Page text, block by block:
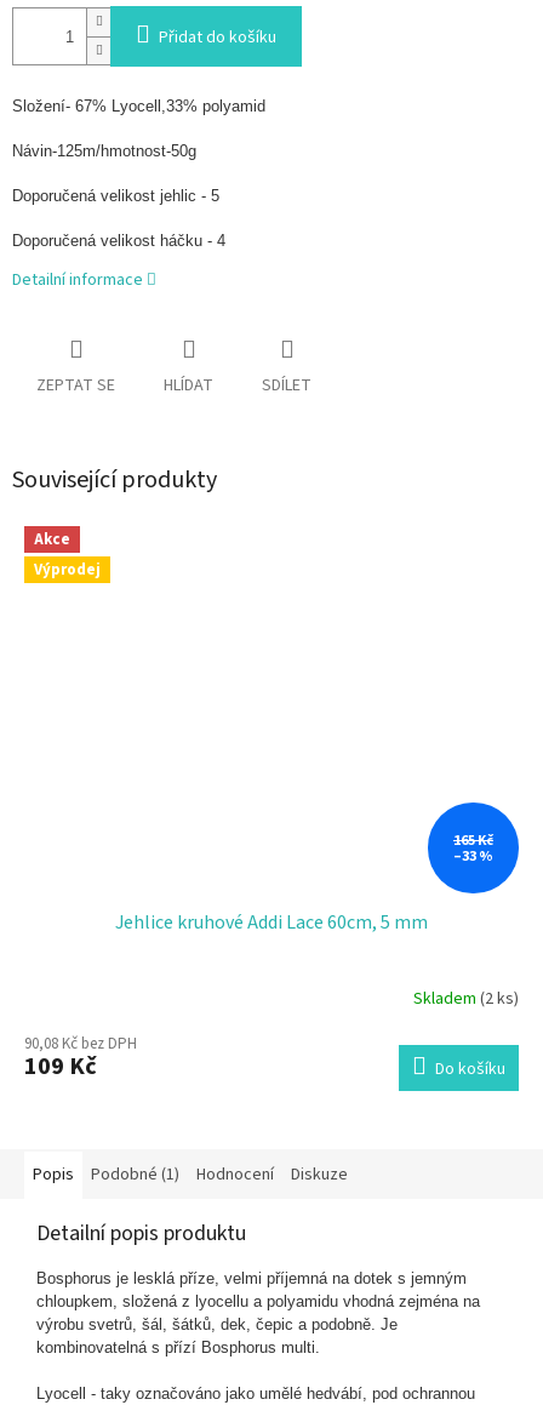
Přidat do košíku
Složení- 67% Lyocell,33% polyamid
Návin-125m/hmotnost-50g
Doporučená velikost jehlic - 5
Doporučená velikost háčku - 4
Detailní informace
ZEPTAT SE HLÍDAT SDÍLET
Související produkty
Akce
Výprodej
165 Kč
–33 %
Jehlice kruhové Addi Lace 60cm, 5 mm
Skladem (2 ks)
90,08 Kč bez DPH
109 Kč Do košíku
Popis Podobné (1) Hodnocení Diskuze
Detailní popis produktu
Bosphorus je lesklá příze, velmi příjemná na dotek s jemným
chloupkem, složená z lyocellu a polyamidu vhodná zejména na
výrobu svetrů, šál, šátků, dek, čepic a podobně. Je
kombinovatelná s přízí Bosphorus multi.
Lyocell - taky označováno jako umělé hedvábí, pod ochrannou